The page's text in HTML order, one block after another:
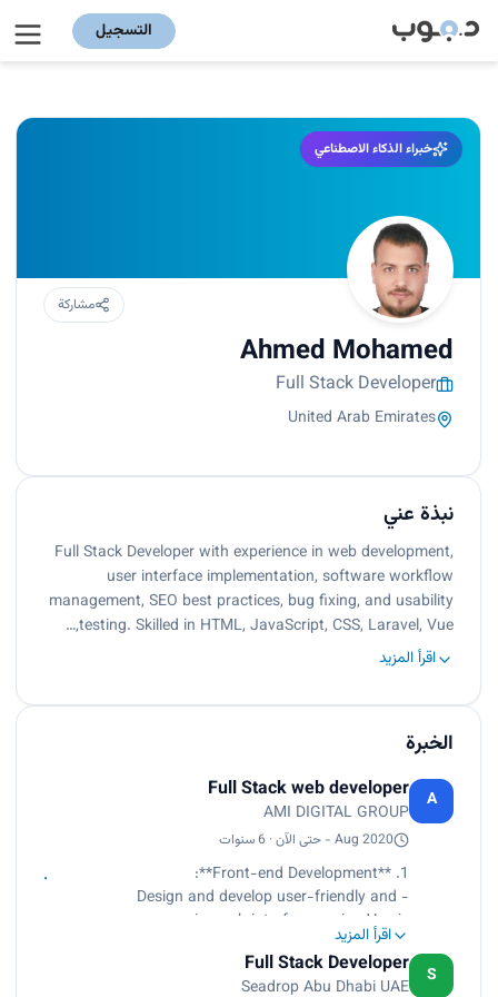
التسجيل
خبراء الذكاء الاصطناعي
مشاركة
Ahmed Mohamed
Full Stack Developer
United Arab Emirates
نبذة عني
Full Stack Developer with experience in web development,
user interface implementation, software workflow
management, SEO best practices, bug fixing, and usability
testing. Skilled in HTML, JavaScript, CSS, Laravel, Vue,…
اقرأ المزيد
الخبرة
A
Full Stack web developer
AMI DIGITAL GROUP
Aug 2020 - حتى الآن · 6 سنوات
1. **Front-end Development**:
- Design and develop user-friendly and
responsive web interfaces using Vue.js.
- Implement interactive features and
functionalities to enhance user experiences.
- Ensure cross-browser compatibility and optimal
اقرأ المزيد
S
Full Stack Developer
Seadrop Abu Dhabi UAE